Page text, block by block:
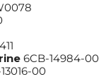
6CB-14984-00
00